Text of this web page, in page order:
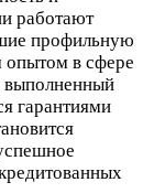
работают
профильную
опытом в сфере
выполненный
гарантиями